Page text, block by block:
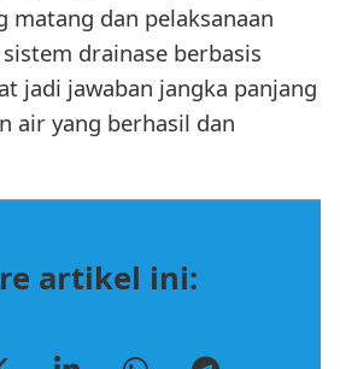
matang dan pelaksanaan
drainase berbasis
jadi jawaban jangka panjang
air yang berhasil dan
artikel ini: